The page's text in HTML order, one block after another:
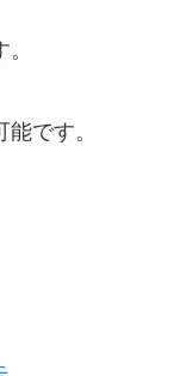
です。